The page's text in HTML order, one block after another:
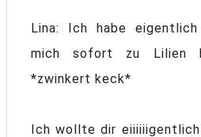
Lina: Ich habe
mich sofort zu Lilien
*zwinkert keck*
Ich wollte dir